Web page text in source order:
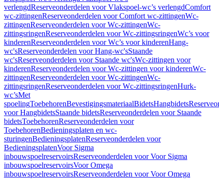
verlengdReserveonderdelen voor Vlakspoel-wc’s verlengdComfort
wc-zittingenReserveonderdelen voor Comfort wc-zittingenWc-
zittingenReserveonderdelen voor Wc-zittingenWc-
zittingsringenReserveonderdelen voor Wc-zittingsringenWc’s voor
kinderenReserveonderdelen voor Wc’s voor kinderenHang-
wc'sReserveonderdelen voor Hang-wc'sStaande
wc'sReserveonderdelen voor Staande wc'sWc-zittingen voor
kinderenReserveonderdelen voor Wc-zittingen voor kinderenWc-
zittingenReserveonderdelen voor Wc-zittingenWc-
zittingsringenReserveonderdelen voor Wc-zittingsringenHurk-
wc’sMet
spoelingToebehorenBevestigingsmateriaalBidetsHangbidets
voor HangbidetsStaande bidetsReserveonderdelen voor Staande
bidetsToebehorenReserveonderdelen voor
ToebehorenBedieningsplaten en wc-
sturingenBedieningsplatenReserveonderdelen voor
BedieningsplatenVoor Sigma
inbouwspoelreservoirsReserveonderdelen voor Voor Sigma
inbouwspoelreservoirsVoor Omega
inbouwspoelreservoirsReserveonderdelen voor Voor Omega